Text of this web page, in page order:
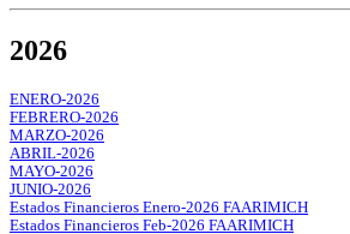
2026
ENERO-2026
FEBRERO-2026
MARZO-2026
ABRIL-2026
MAYO-2026
JUNIO-2026
Estados Financieros Enero-2026 FAARIMICH
Estados Financieros Feb-2026 FAARIMICH